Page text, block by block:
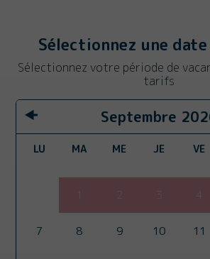
Sélectionnez une
Sélectionnez votre période de
tarifs
Septembre
LU MA ME JE VE
2 3 4
7 8 9 10 11